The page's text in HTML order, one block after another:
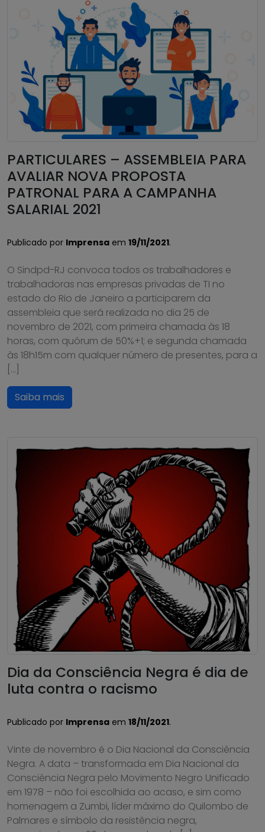
PARTICULARES – ASSEMBLEIA PARA
AVALIAR NOVA PROPOSTA
PATRONAL PARA A CAMPANHA
SALARIAL 2021
Publicado por Imprensa em 19/11/2021.
O Sindpd-RJ convoca todos os trabalhadores e
trabalhadoras nas empresas privadas de TI no
estado do Rio de Janeiro a participarem da
assembleia que será realizada no dia 25 de
novembro de 2021, com primeira chamada às 18
horas, com quórum de 50%+1; e segunda chamada
às 18h15m com qualquer número de presentes, para a
[…]
Saiba mais
Dia da Consciência Negra é dia de
luta contra o racismo
Publicado por Imprensa em 18/11/2021.
Vinte de novembro é o Dia Nacional da Consciência
Negra. A data – transformada em Dia Nacional da
Consciência Negra pelo Movimento Negro Unificado
em 1978 – não foi escolhida ao acaso, e sim como
homenagem a Zumbi, líder máximo do Quilombo de
Palmares e símbolo da resistência negra,